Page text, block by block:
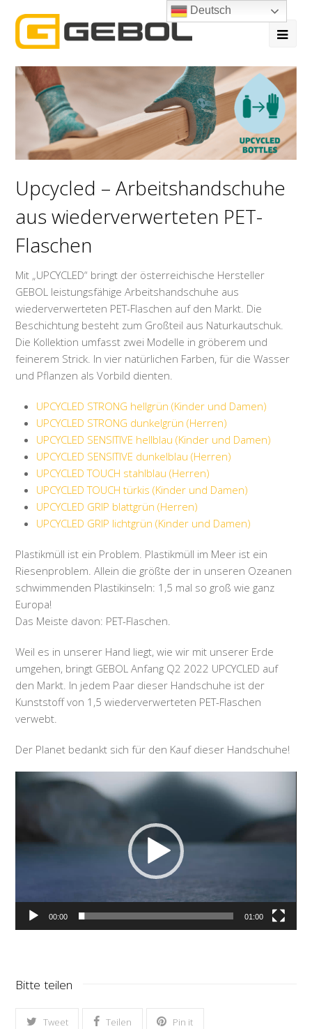
Upcycled – Arbeitshandschuhe
aus wiederverwerteten PET-
Flaschen
Mit „UPCYCLED“ bringt der österreichische Hersteller
GEBOL leistungsfähige Arbeitshandschuhe aus
wiederverwerteten PET-Flaschen auf den Markt. Die
Beschichtung besteht zum Großteil aus Naturkautschuk.
Die Kollektion umfasst zwei Modelle in gröberem und
feinerem Strick. In vier natürlichen Farben, für die Wasser
und Pflanzen als Vorbild dienten.
UPCYCLED STRONG hellgrün (Kinder und Damen)
UPCYCLED STRONG dunkelgrün (Herren)
UPCYCLED SENSITIVE hellblau (Kinder und Damen)
UPCYCLED SENSITIVE dunkelblau (Herren)
UPCYCLED TOUCH stahlblau (Herren)
UPCYCLED TOUCH türkis (Kinder und Damen)
UPCYCLED GRIP blattgrün (Herren)
UPCYCLED GRIP lichtgrün (Kinder und Damen)
Plastikmüll ist ein Problem. Plastikmüll im Meer ist ein
Riesenproblem. Allein die größte der in unseren Ozeanen
schwimmenden Plastikinseln: 1,5 mal so groß wie ganz
Europa!
Das Meiste davon: PET-Flaschen.
Weil es in unserer Hand liegt, wie wir mit unserer Erde
umgehen, bringt GEBOL Anfang Q2 2022 UPCYCLED auf
den Markt. In jedem Paar dieser Handschuhe ist der
Kunststoff von 1,5 wiederverwerteten PET-Flaschen
verwebt.
Der Planet bedankt sich für den Kauf dieser Handschuhe!
Video-
00:00 01:00
Bitte teilen
Tweet Teilen Pin it
Deutsch